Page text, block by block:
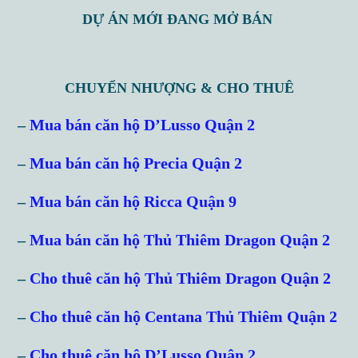
DỰ ÁN MỚI ĐANG MỞ BÁN
CHUYỂN NHƯỢNG & CHO THUÊ
–Mua bán căn hộ D’Lusso Quận 2
–Mua bán căn hộ Precia Quận 2
–Mua bán căn hộ Ricca Quận 9
–Mua bán căn hộ Thủ Thiêm Dragon Quận 2
– Cho thuê căn hộ Thủ Thiêm Dragon Quận 2
– Cho thuê căn hộ Centana Thủ Thiêm Quận 2